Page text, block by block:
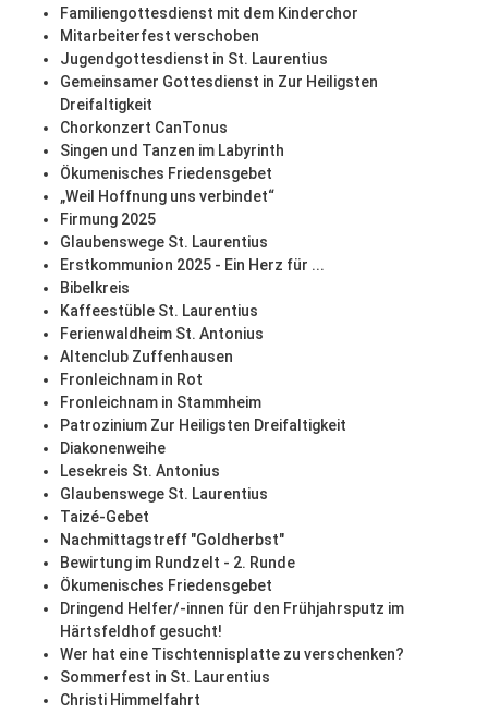
Familiengottesdienst mit dem Kinderchor
Mitarbeiterfest verschoben
Jugendgottesdienst in St. Laurentius
Gemeinsamer Gottesdienst in Zur Heiligsten
Dreifaltigkeit
Chorkonzert CanTonus
Singen und Tanzen im Labyrinth
Ökumenisches Friedensgebet
„Weil Hoffnung uns verbindet“
Firmung 2025
Glaubenswege St. Laurentius
Erstkommunion 2025 - Ein Herz für ...
Bibelkreis
Kaffeestüble St. Laurentius
Ferienwaldheim St. Antonius
Altenclub Zuffenhausen
Fronleichnam in Rot
Fronleichnam in Stammheim
Patrozinium Zur Heiligsten Dreifaltigkeit
Diakonenweihe
Lesekreis St. Antonius
Glaubenswege St. Laurentius
Taizé-Gebet
Nachmittagstreff "Goldherbst"
Bewirtung im Rundzelt - 2. Runde
Ökumenisches Friedensgebet
Dringend Helfer/-innen für den Frühjahrsputz im
Härtsfeldhof gesucht!
Wer hat eine Tischtennisplatte zu verschenken?
Sommerfest in St. Laurentius
Christi Himmelfahrt